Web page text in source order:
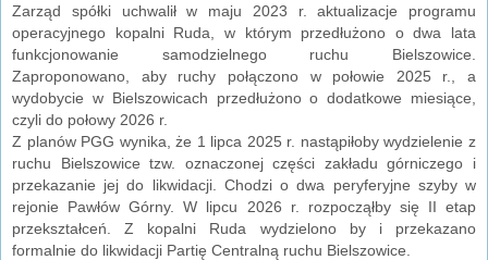
Zarząd spółki uchwalił w maju 2023 r. aktualizacje programu
operacyjnego kopalni Ruda, w którym przedłużono o dwa lata
funkcjonowanie samodzielnego ruchu Bielszowice.
Zaproponowano, aby ruchy połączono w połowie 2025 r., a
wydobycie w Bielszowicach przedłużono o dodatkowe miesiące,
czyli do połowy 2026 r.
Z planów PGG wynika, że 1 lipca 2025 r. nastąpiłoby wydzielenie z
ruchu Bielszowice tzw. oznaczonej części zakładu górniczego i
przekazanie jej do likwidacji. Chodzi o dwa peryferyjne szyby w
rejonie Pawłów Górny. W lipcu 2026 r. rozpocząłby się II etap
przekształceń. Z kopalni Ruda wydzielono by i przekazano
formalnie do likwidacji Partię Centralną ruchu Bielszowice.